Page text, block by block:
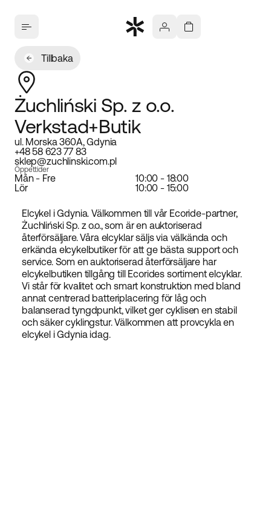
Tillbaka
Żuchliński Sp. z o.o.
Verkstad+Butik
ul. Morska 360A, Gdynia
+48 58 623 77 83
sklep@zuchlinski.com.pl
Öppettider
Mån - Fre
10:00 - 18:00
Lör
10:00 - 15:00
Elcykel i Gdynia. Välkommen till vår Ecoride-partner,
Żuchliński Sp. z o.o., som är en auktoriserad
återförsäljare. Våra elcyklar säljs via välkända och
erkända elcykelbutiker för att ge bästa support och
service. Som en auktoriserad återförsäljare har
elcykelbutiken tillgång till Ecorides sortiment elcyklar.
Vi står för kvalitet och smart konstruktion med bland
annat centrerad batteriplacering för låg och
balanserad tyngdpunkt, vilket ger cyklisen en stabil
och säker cyklingstur. Välkommen att provcykla en
elcykel i Gdynia idag.